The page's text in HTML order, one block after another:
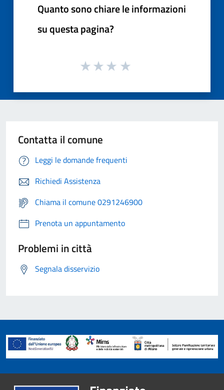
Quanto sono chiare le informazioni
su questa pagina?
Contatta il comune
Leggi le domande frequenti
Richiedi Assistenza
Chiama il comune 0291246900
Prenota un appuntamento
Problemi in città
Segnala disservizio